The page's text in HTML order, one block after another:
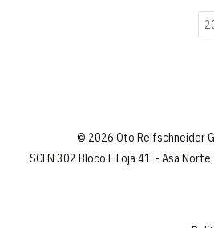
© 2026 Oto Reifschneider
SCLN 302 Bloco E Loja 41 - Asa